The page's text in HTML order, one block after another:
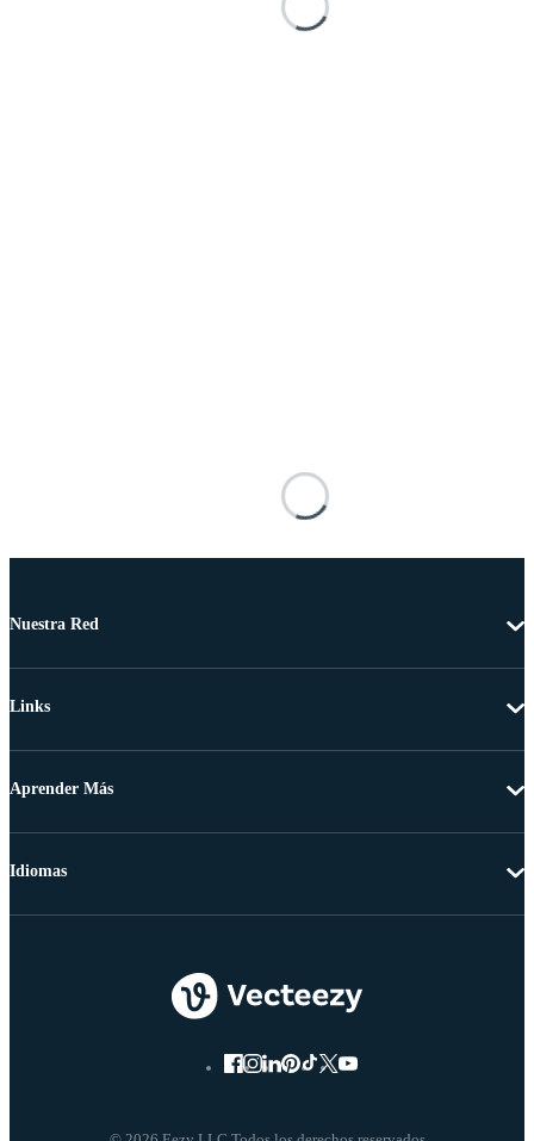
Nuestra Red
Links
Aprender Más
Idiomas